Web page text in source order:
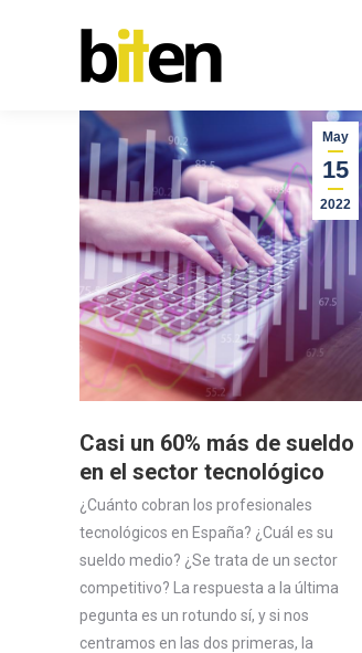
May
15
2022
Casi un 60% más de sueldo
en el sector tecnológico
¿Cuánto cobran los profesionales
tecnológicos en España? ¿Cuál es su
sueldo medio? ¿Se trata de un sector
competitivo? La respuesta a la última
pegunta es un rotundo sí, y si nos
centramos en las dos primeras, la